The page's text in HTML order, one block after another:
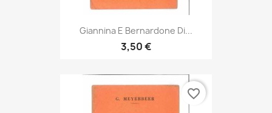
Giannina E Bernardone Di...
3,50 €
favorite_border